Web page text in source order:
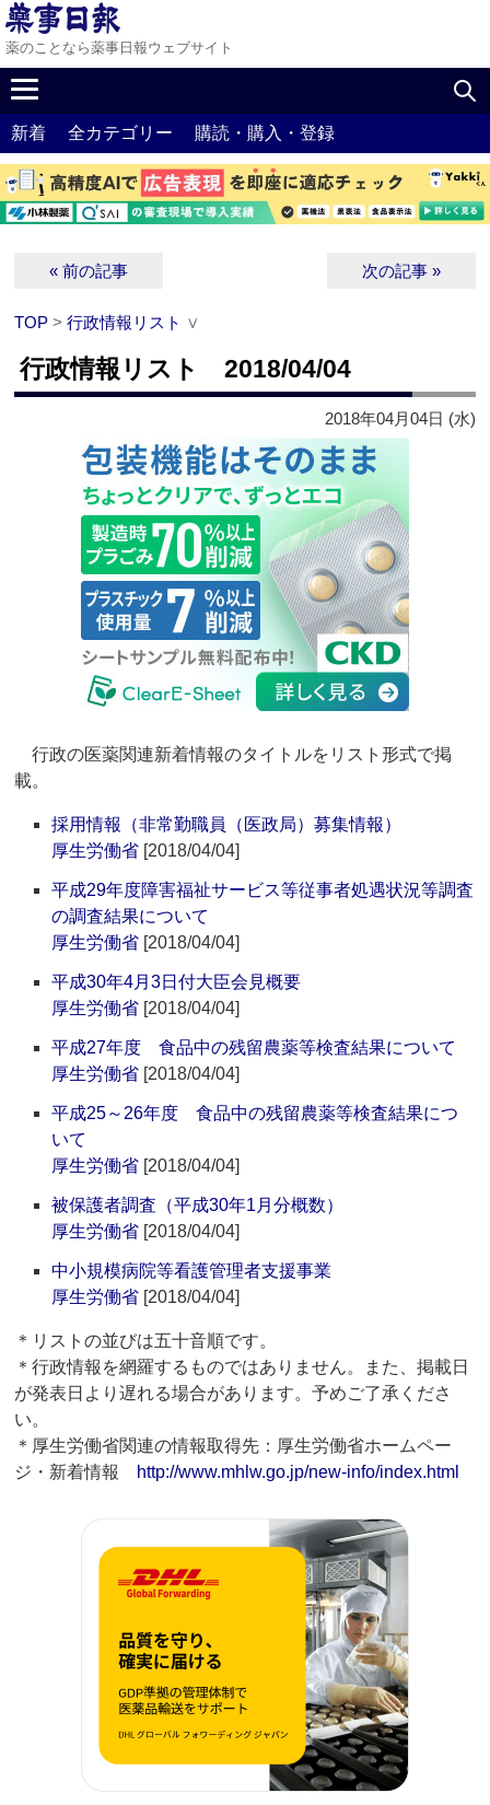
薬のことなら薬事日報ウェブサイト
新着 全カテゴリー 購読・購入・登録
« 前の記事 次の記事 »
TOP >行政情報リスト ∨
行政情報リスト 2018/04/04
2018年04月04日 (水)
行政の医薬関連新着情報のタイトルをリスト形式で掲
載。
採用情報（非常勤職員（医政局）募集情報）
厚生労働省 [2018/04/04]
平成29年度障害福祉サービス等従事者処遇状況等調査
の調査結果について
厚生労働省 [2018/04/04]
平成30年4月3日付大臣会見概要
厚生労働省 [2018/04/04]
平成27年度 食品中の残留農薬等検査結果について
厚生労働省 [2018/04/04]
平成25～26年度 食品中の残留農薬等検査結果につ
いて
厚生労働省 [2018/04/04]
被保護者調査（平成30年1月分概数）
厚生労働省 [2018/04/04]
中小規模病院等看護管理者支援事業
厚生労働省 [2018/04/04]
＊リストの並びは五十音順です。
＊行政情報を網羅するものではありません。また、掲載日
が発表日より遅れる場合があります。予めご了承くださ
い。
＊厚生労働省関連の情報取得先：厚生労働省ホームペー
ジ・新着情報 http://www.mhlw.go.jp/new-info/index.html